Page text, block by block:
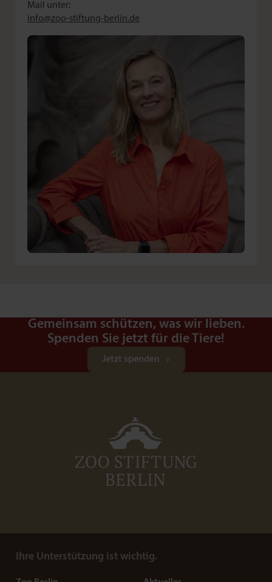
Mail unter:
info@zoo-stiftung-berlin.de
Gemeinsam schützen, was wir lieben.
Spenden Sie jetzt für die Tiere!
Jetzt spenden
Ihre Unterstützung ist wichtig.